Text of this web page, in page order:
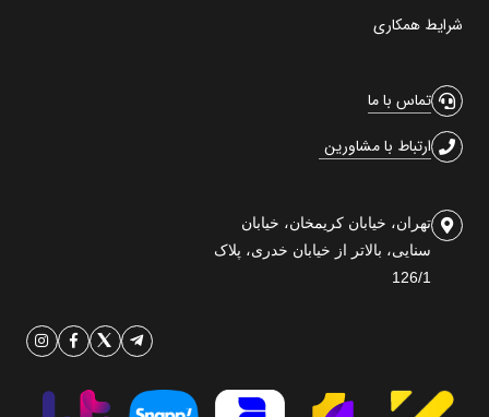
شرایط همکاری
تماس با ما
ارتباط با مشاورین
تهران، خیابان کریمخان، خیابان
سنایی، بالاتر از خیابان خدری، پلاک
126/1